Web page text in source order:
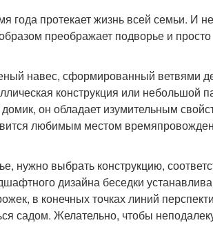
года протекает жизнь всей семьи. И
преображает подворье и просто
навес, сформированный ветвями
конструкция или небольшой
он обладает изумительным
любимым местом
нужно выбрать конструкцию,
дизайна беседки
в конечных точках линий
садом. Желательно, чтобы